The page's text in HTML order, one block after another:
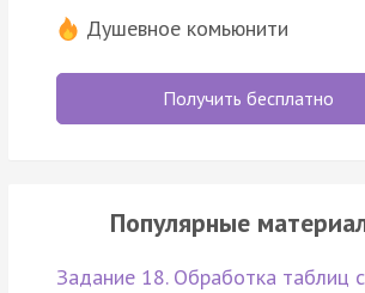
Душевное комьюнити
Получить бесплатно
Популярные
Задание 18. Обработка таблиц с